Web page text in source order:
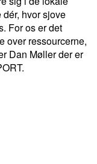
hvor sjove
For os er det
over ressourcerne,
Dan Møller der er